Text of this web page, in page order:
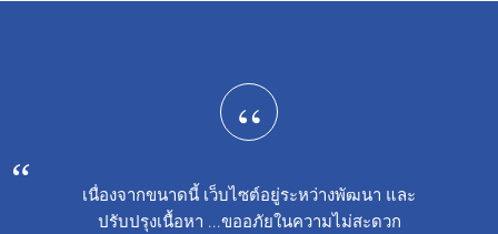
“
เนื่องจากขนาดนี้ เว็บไซต์อยู่ระหว่างพัฒนา และ
ปรับปรุงเนื้อหา ...ขออภัยในความไม่สะดวก